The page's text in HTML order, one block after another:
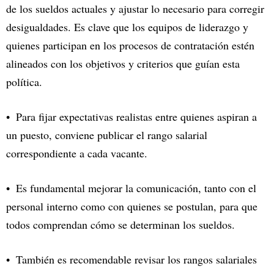
de los sueldos actuales y ajustar lo necesario para corregir
desigualdades. Es clave que los equipos de liderazgo y
quienes participan en los procesos de contratación estén
alineados con los objetivos y criterios que guían esta
política.
Para fijar expectativas realistas entre quienes aspiran a
un puesto, conviene publicar el rango salarial
correspondiente a cada vacante.
Es fundamental mejorar la comunicación, tanto con el
personal interno como con quienes se postulan, para que
todos comprendan cómo se determinan los sueldos.
También es recomendable revisar los rangos salariales